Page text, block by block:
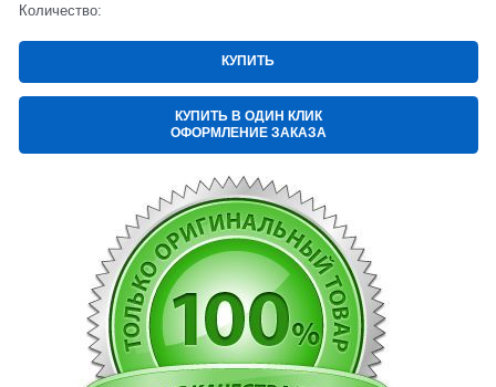
Количество:
КУПИТЬ
КУПИТЬ В ОДИН КЛИК
ОФОРМЛЕНИЕ ЗАКАЗА